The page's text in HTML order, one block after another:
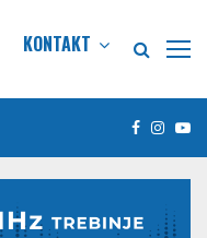
KONTAKT
Facebook